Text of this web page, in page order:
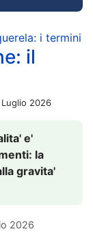
i termini
il
2026
e'
la
gravita'
2026